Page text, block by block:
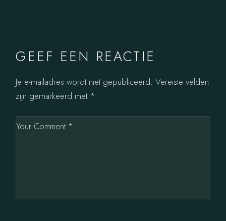
GEEF EEN REACTIE
Je e-mailadres wordt niet gepubliceerd. Vereiste velden
zijn gemarkeerd met *